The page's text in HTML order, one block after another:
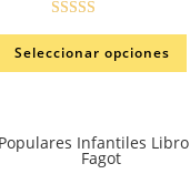
en4.00de
Seleccionar opciones